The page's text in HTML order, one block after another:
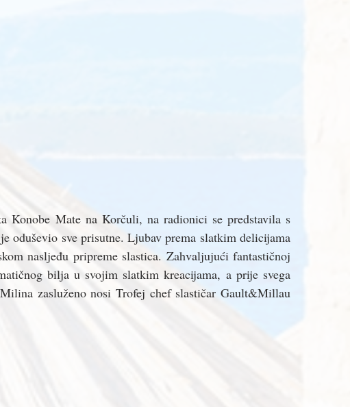
Konobe Mate na Korčuli, na radionici se predstavila s
oduševio sve prisutne. Ljubav prema slatkim delicijama
nasljeđu pripreme slastica. Zahvaljujući fantastičnoj
bilja u svojim slatkim kreacijama, a prije svega
zasluženo nosi Trofej chef slastičar Gault&Millau